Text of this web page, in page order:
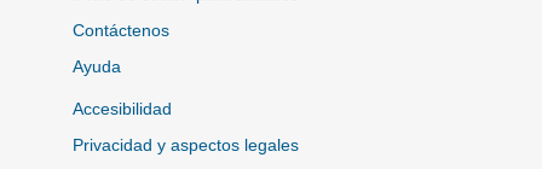
Contáctenos
Ayuda
Accesibilidad
Privacidad y aspectos legales